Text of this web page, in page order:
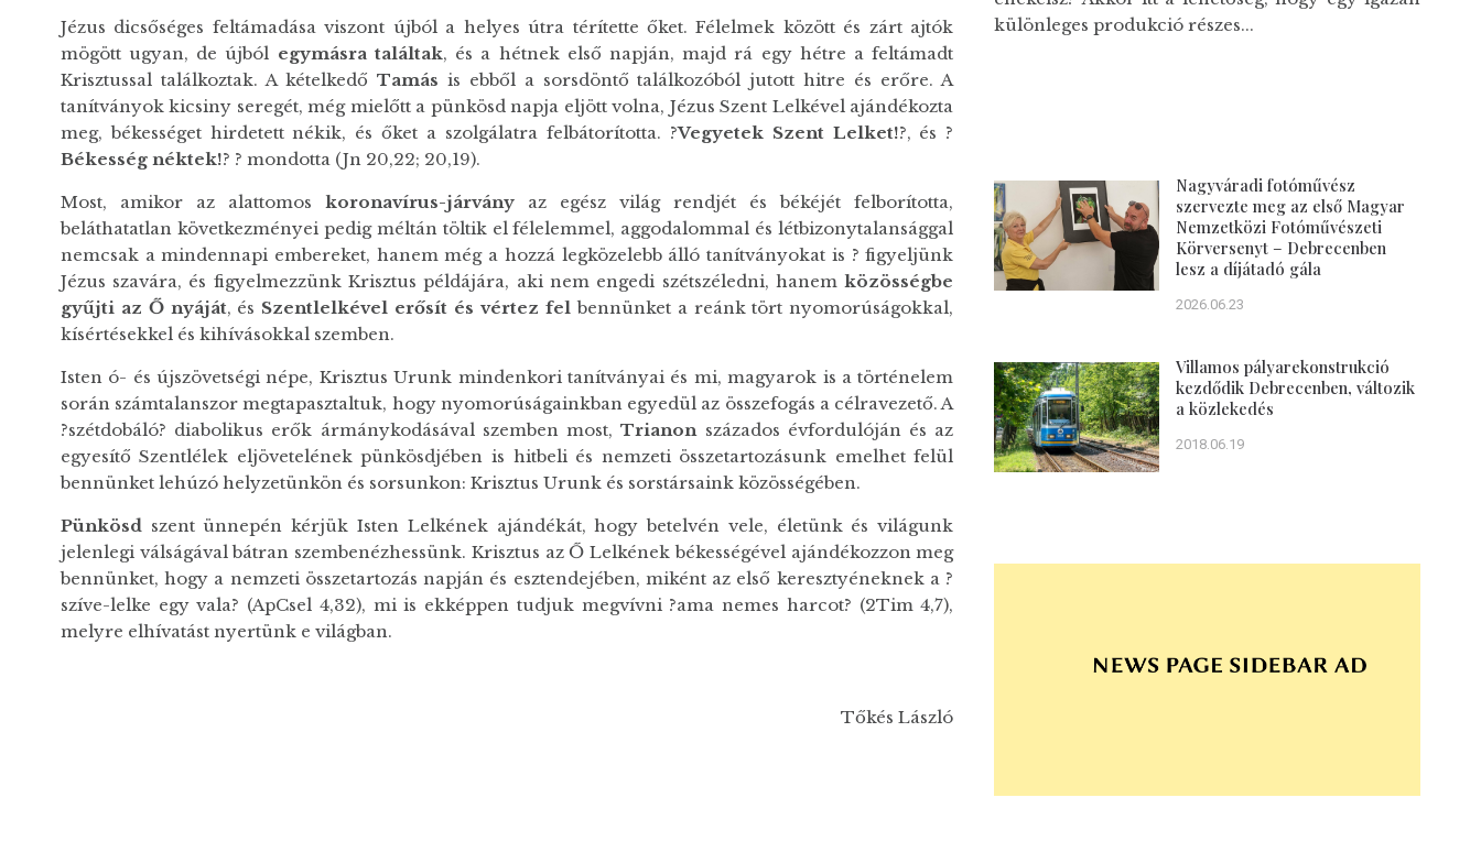
Jézus dicsőséges feltámadása viszont újból a helyes útra térítette őket. Félelmek között és zárt ajtók
mögött ugyan, de újból egymásra találtak, és a hétnek első napján, majd rá egy hétre a feltámadt
Krisztussal találkoztak. A kételkedő Tamás is ebből a sorsdöntő találkozóból jutott hitre és erőre. A
tanítványok kicsiny seregét, még mielőtt a pünkösd napja eljött volna, Jézus Szent Lelkével ajándékozta
meg, békességet hirdetett nékik, és őket a szolgálatra felbátorította. ?Vegyetek Szent Lelket!?, és ?
Békesség néktek!? ? mondotta (Jn 20,22; 20,19).
Most, amikor az alattomoskoronavírus-járvány az egész világ rendjét és békéjét felborította,
beláthatatlan következményei pedig méltán töltik el félelemmel, aggodalommal és létbizonytalansággal
nemcsak a mindennapi embereket, hanem még a hozzá legközelebb álló tanítványokat is ? figyeljünk
Jézus szavára, és figyelmezzünk Krisztus példájára, aki nem engedi szétszéledni, hanemközösségbe
gyűjti az Ő nyáját, és Szentlelkével erősít és vértez felbennünket a reánk tört nyomorúságokkal,
kísértésekkel és kihívásokkal szemben.
Isten ó- és újszövetségi népe, Krisztus Urunk mindenkori tanítványai és mi, magyarok is a történelem
során számtalanszor megtapasztaltuk, hogy nyomorúságainkban egyedül az összefogás a célravezető. A
?szétdobáló? diabolikus erők ármánykodásával szemben most,Trianonszázados évfordulóján és az
egyesítő Szentlélek eljövetelének pünkösdjében is hitbeli és nemzeti összetartozásunk emelhet felül
bennünket lehúzó helyzetünkön és sorsunkon: Krisztus Urunk és sorstársaink közösségében.
Pünkösdszent ünnepén kérjük Isten Lelkének ajándékát, hogy betelvén vele, életünk és világunk
jelenlegi válságával bátran szembenézhessünk. Krisztus az Ő Lelkének békességével ajándékozzon meg
bennünket, hogy a nemzeti összetartozás napján és esztendejében, miként az első keresztyéneknek a ?
szíve-lelke egy vala? (ApCsel 4,32), mi is ekképpen tudjuk megvívni ?ama nemes harcot? (2Tim 4,7),
melyre elhívatást nyertünk e világban.
Tőkés László
különleges produkció részes...
Nagyváradi fotóművész
szervezte meg az első Magyar
Nemzetközi Fotóművészeti
Körversenyt – Debrecenben
lesz a díjátadó gála
2026.06.23
Villamos pályarekonstrukció
kezdődik Debrecenben, változik
a közlekedés
2018.06.19